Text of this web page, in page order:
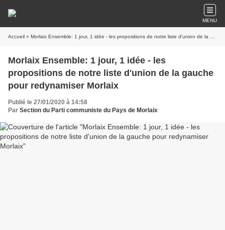
MENU
Accueil » Morlaix Ensemble: 1 jour, 1 idée - les propositions de notre liste d'union de la gauche pour redynamiser Morlaix
Morlaix Ensemble: 1 jour, 1 idée - les
propositions de notre liste d'union de la gauche
pour redynamiser Morlaix
Publié le 27/01/2020 à 14:58
Par Section du Parti communiste du Pays de Morlaix